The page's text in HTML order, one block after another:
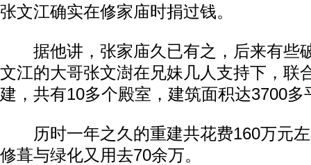
张文江确实在修家庙时捐过钱。
据他讲，张家庙久已有之，后来有些
文江的大哥张文澍在兄妹几人支持下，联
建，共有10多个殿室，建筑面积达3700多
历时一年之久的重建共花费160万元左
修葺与绿化又用去70余万。